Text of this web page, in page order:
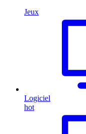
Jeux
Logiciel
hot